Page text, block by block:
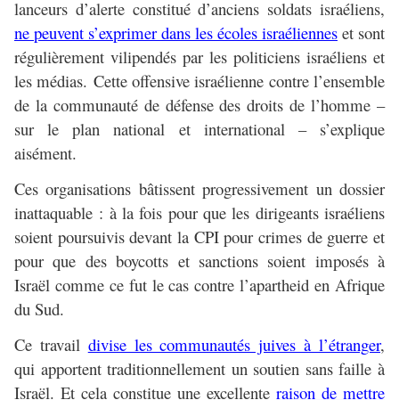
lanceurs d’alerte constitué d’anciens soldats israéliens,
ne peuvent s’exprimer dans les écoles israéliennes et sont
régulièrement vilipendés par les politiciens israéliens et
les médias. Cette offensive israélienne contre l’ensemble
de la communauté de défense des droits de l’homme –
sur le plan national et international – s’explique
aisément.
Ces organisations bâtissent progressivement un dossier
inattaquable : à la fois pour que les dirigeants israéliens
soient poursuivis devant la CPI pour crimes de guerre et
pour que des boycotts et sanctions soient imposés à
Israël comme ce fut le cas contre l’apartheid en Afrique
du Sud.
Ce travail divise les communautés juives à l’étranger,
qui apportent traditionnellement un soutien sans faille à
Israël. Et cela constitue une excellente raison de mettre